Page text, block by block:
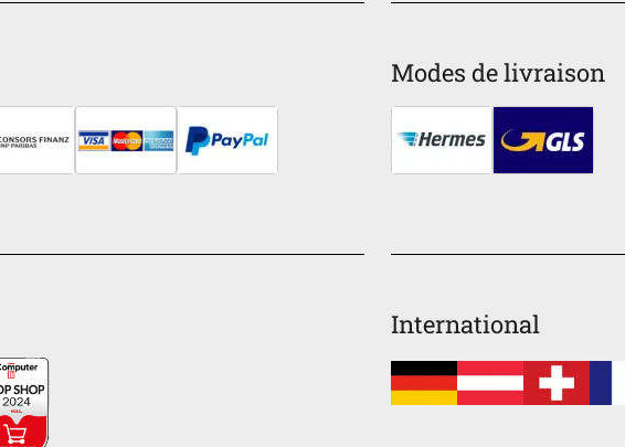
Modes de livraison
International